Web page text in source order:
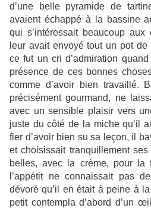
d’une belle pyramide de
avaient échappé à la bassine
qui s’intéressait beaucoup
leur avait envoyé tout un pot
ce fut un cri d’admiration
présence de ces bonnes
comme d’avoir bien travaillé.
précisément gourmand, ne
avec un sensible plaisir vers
juste du côté de la miche qu’il
fier d’avoir bien su sa leçon, il
et choisissait tranquillement
belles, avec la crème, pour la
l’appétit ne connaissait pas
dévoré qu’il en était à peine à
petit contempla d’abord d’un